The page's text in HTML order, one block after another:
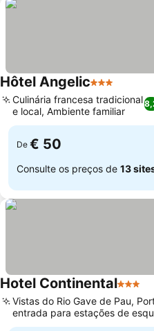
Hôtel Angelic3 Estrelas
Culinária francesa tradicional
e local, Ambiente familiar
De € 50
Consulte os preços de 13
Hotel Continental3
Vistas do Rio Gave de Pau,
entrada para estações de
Pireneus